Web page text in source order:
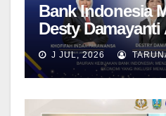
Bank Indonesia
Desty Damayanti
SMAN Taruna
Menjadi
Berwawasan
J JUL, 2026